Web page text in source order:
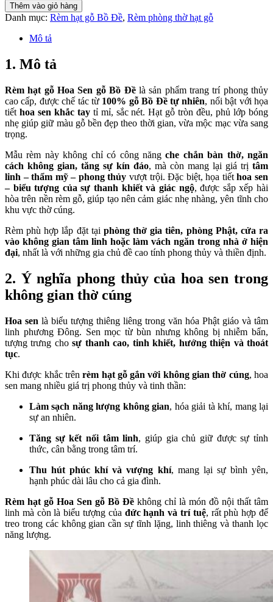
Thêm vào giỏ hàng
Danh mục: Rèm hạt gỗ Bồ Đề, Rèm phòng thờ hạt gỗ
Mô tả
1. Mô tả
Rèm hạt gỗ Hoa Sen gỗ Bồ Đềlà sản phẩm trang trí phong thủy
cao cấp, được chế tác từ 100% gỗ Bồ Đề tự nhiên, nổi bật với họa
tiết hoa sen khắc taytỉ mỉ, sắc nét. Hạt gỗ tròn đều, phủ lớp bóng
nhẹ giúp giữ màu gỗ bền đẹp theo thời gian, vừa mộc mạc vừa sang
trọng.
Mẫu rèm này không chỉ có công năngche chắn bàn thờ, ngăn
cách không gian, tăng sự kín đáo, mà còn mang lại giá trị tâm
linh – thẩm mỹ – phong thủy vượt trội. Đặc biệt, họa tiếthoa sen
– biểu tượng của sự thanh khiết và giác ngộ, được sắp xếp hài
hòa trên nền rèm gỗ, giúp tạo nên cảm giác nhẹ nhàng, yên tĩnh cho
khu vực thờ cúng.
Rèm phù hợp lắp đặt tại phòng thờ gia tiên, phòng Phật, cửa ra
vào không gian tâm linh hoặc làm vách ngăn trong nhà ở hiện
đại, nhất là với những gia chủ đề cao tính phong thủy và thiền định.
2. Ý nghĩa phong thủy của hoa sen trong
không gian thờ cúng
Hoa sen là biểu tượng thiêng liêng trong văn hóa Phật giáo và tâm
linh phương Đông. Sen mọc từ bùn nhưng không bị nhiễm bẩn,
tượng trưng chosự thanh cao, tinh khiết, hướng thiện và thoát
tục.
Khi được khắc trênrèm hạt gỗ gắn với không gian thờ cúng, hoa
sen mang nhiều giá trị phong thủy và tinh thần:
Làm sạch năng lượng không gian, hóa giải tà khí, mang lại
sự an nhiên.
Tăng sự kết nối tâm linh, giúp gia chủ giữ được sự tỉnh
thức, cân bằng trong tâm trí.
Thu hút phúc khí và vượng khí, mang lại sự bình yên,
hạnh phúc dài lâu cho cả gia đình.
Rèm hạt gỗ Hoa Sen gỗ Bồ Đề không chỉ là món đồ nội thất tâm
linh mà còn là biểu tượng của đức hạnh và trí tuệ, rất phù hợp để
treo trong các không gian cần sự tĩnh lặng, linh thiêng và thanh lọc
năng lượng.